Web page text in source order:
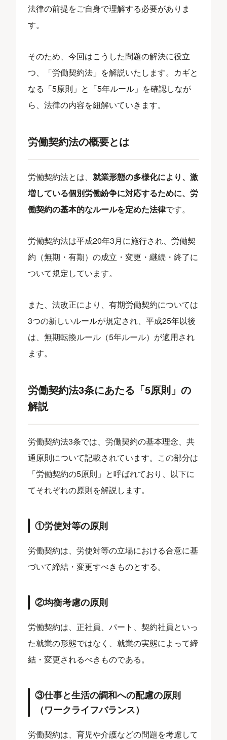
法律の前提をご自身で理解する必要がありま
す。
そのため、今回はこうした問題の解決に役立
つ、「労働契約法」を解説いたします。カギと
なる「5原則」と「5年ルール」を確認しなが
ら、法律の内容を紐解いていきます。
労働契約法の概要とは
労働契約法とは、就業形態の多様化により、激
増している個別労働紛争に対応するために、労
働契約の基本的なルールを定めた法律です。
労働契約法は平成20年3月に施行され、労働契
約（無期・有期）の成立・変更・継続・終了に
ついて規定しています。
また、法改正により、有期労働契約については
3つの新しいルールが規定され、平成25年以後
は、無期転換ルール（5年ルール）が適用され
ます。
労働契約法3条にあたる「5原則」の
解説
労働契約法3条では、労働契約の基本理念、共
通原則について記載されています。この部分は
「労働契約の5原則」と呼ばれており、以下に
てそれぞれの原則を解説します。
①労使対等の原則
労働契約は、労使対等の立場における合意に基
づいて締結・変更すべきものとする。
②均衡考慮の原則
労働契約は、正社員、パート、契約社員といっ
た就業の形態ではなく、就業の実態によって締
結・変更されるべきものである。
③仕事と生活の調和への配慮の原則
（ワークライフバランス）
労働契約は、育児や介護などの問題を考慮して